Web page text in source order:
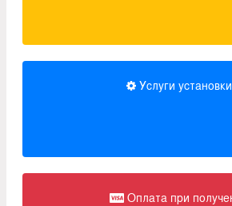
Услуги установки
Оплата при